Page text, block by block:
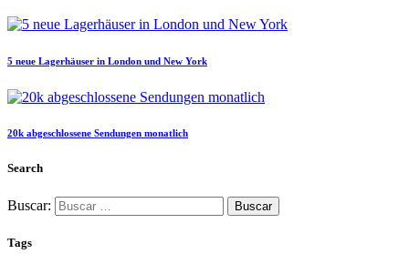
5 neue Lagerhäuser in London und New York
20k abgeschlossene Sendungen monatlich
Search
Buscar:
Tags